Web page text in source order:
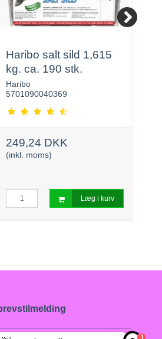
Haribo salt sild 1,615
kg. ca. 190 stk.
Haribo
5701090040369
249,24 DKK
(inkl. moms)
Læg i kurv